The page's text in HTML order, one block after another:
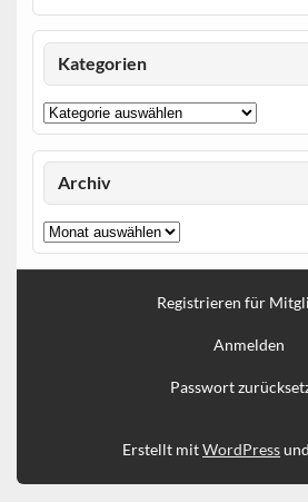
Kategorien
Kategorien
Archiv
Archiv
Registrieren für
Anmelden
Passwort
Erstellt mitWordPressund